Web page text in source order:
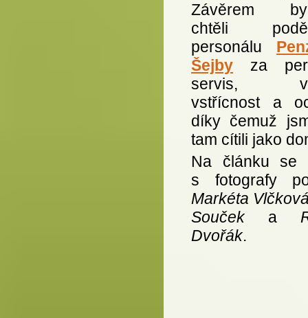
Závěrem
chtěli
personálu
Šejby za
servis,
vstřícnost a
díky čemuž
tam cítili jako
Na článku se
s fotografy
Markéta
Součeka
Dvořák.